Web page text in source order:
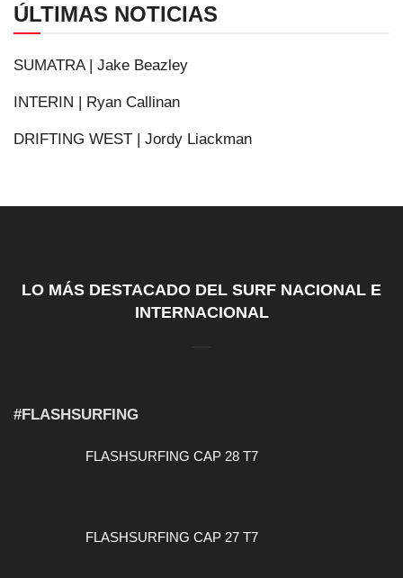
ÚLTIMAS NOTICIAS
SUMATRA | Jake Beazley
INTERIN | Ryan Callinan
DRIFTING WEST | Jordy Liackman
LO MÁS DESTACADO DEL SURF NACIONAL E
INTERNACIONAL
#FLASHSURFING
FLASHSURFING CAP 28 T7
FLASHSURFING CAP 27 T7